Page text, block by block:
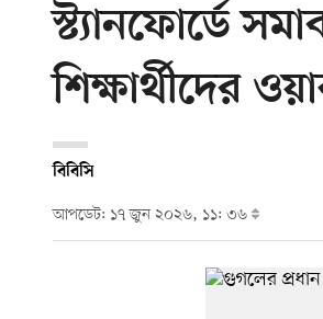
স্ট্যানফোর্ডে
শিক্ষার্থীদের
বিবিসি
আপডেট: ১৭ জুন ২০২৬, ১১: ৩৬